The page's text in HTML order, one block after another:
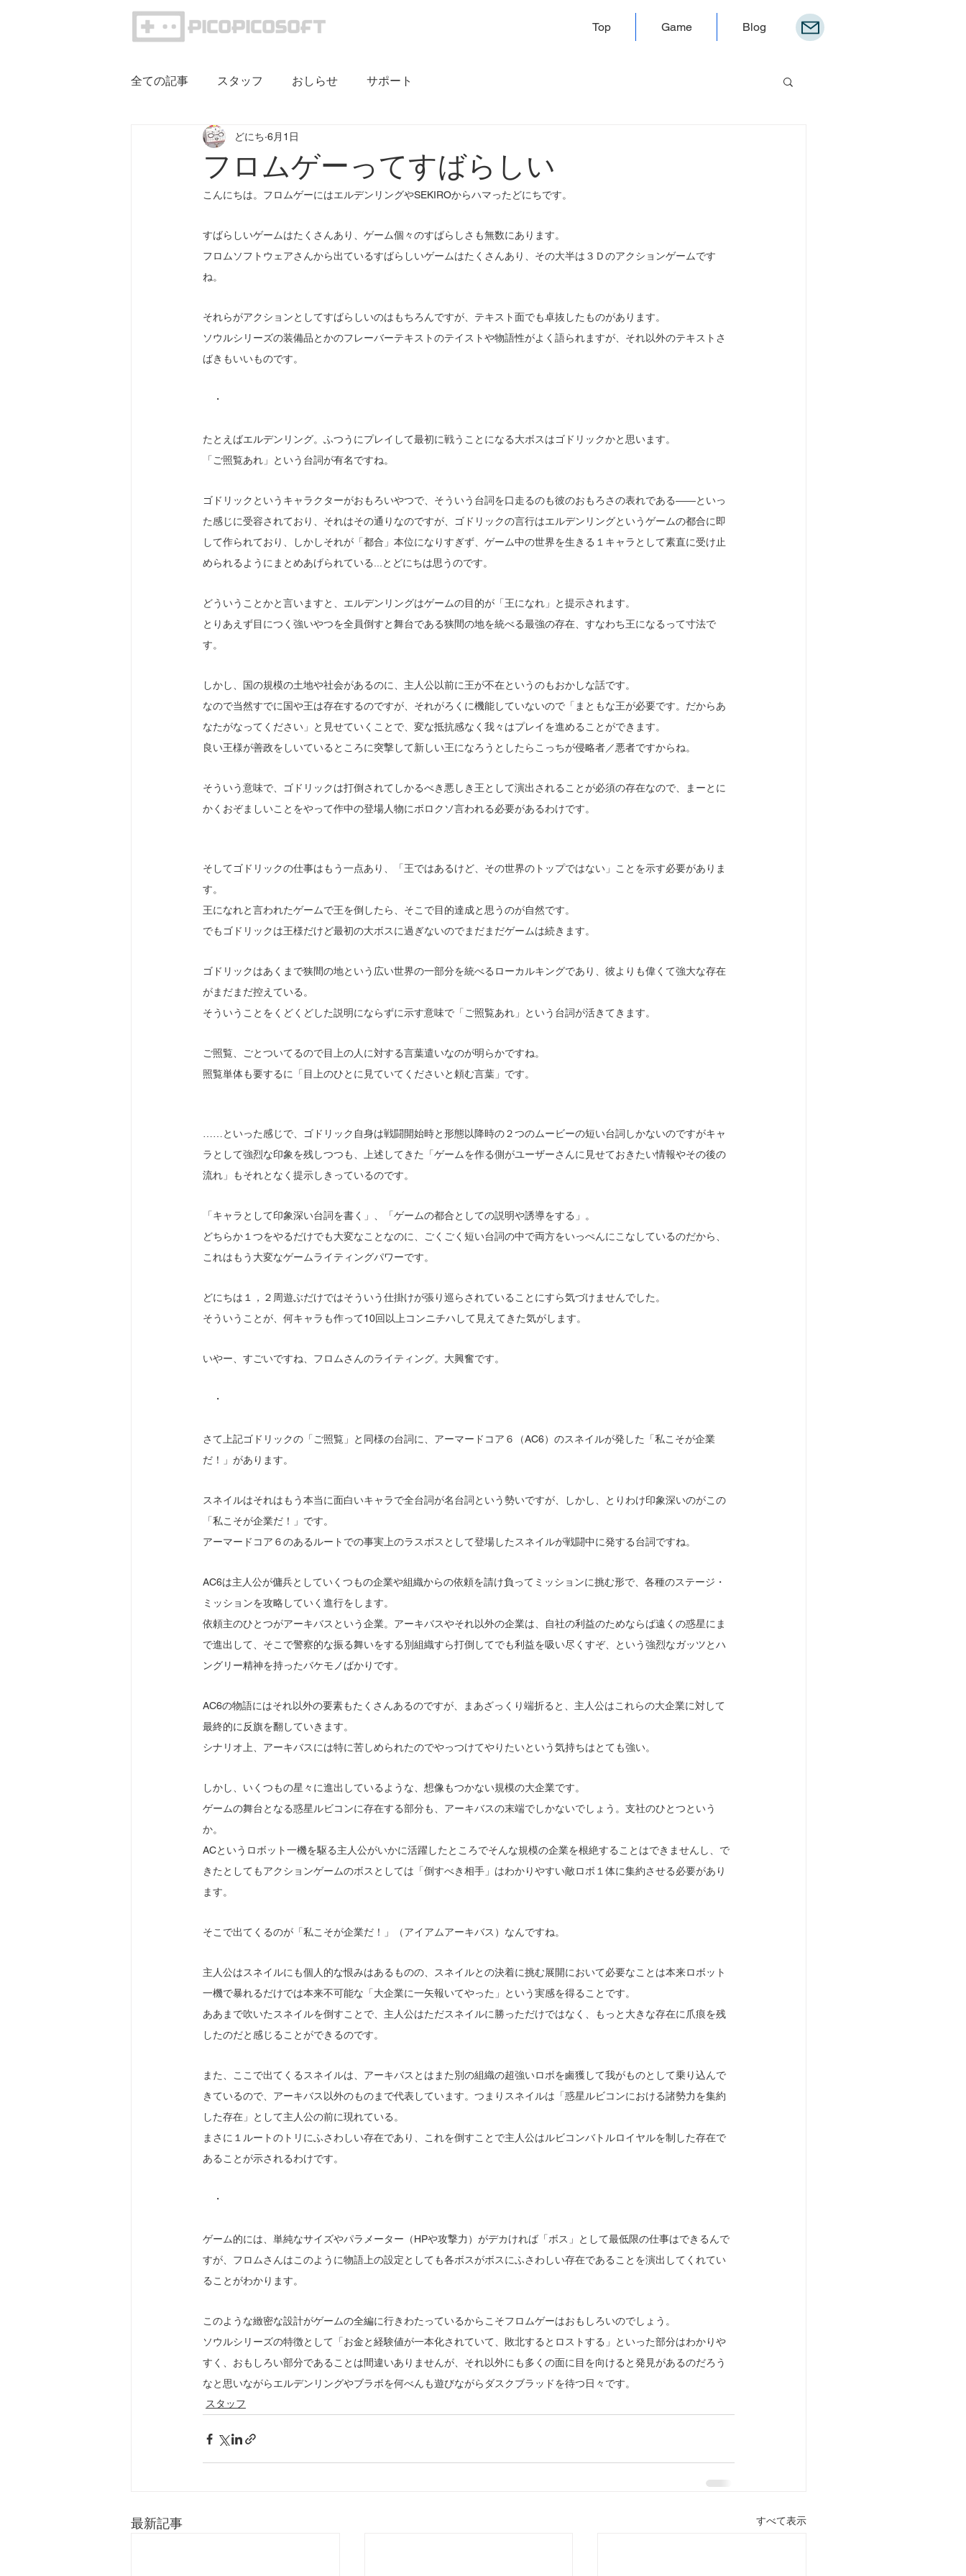
Top Game Blog
全ての記事 スタッフ おしらせ サポート
フロムゲーってすばらしい
どにち 6月1日
こんにちは。フロムゲーにはエルデンリングやSEKIROからハマったどにちです。
すばらしいゲームはたくさんあり、ゲーム個々のすばらしさも無数にあります。
フロムソフトウェアさんから出ているすばらしいゲームはたくさんあり、その大半は３Ｄのアクションゲームです
ね。
それらがアクションとしてすばらしいのはもちろんですが、テキスト面でも卓抜したものがあります。
ソウルシリーズの装備品とかのフレーバーテキストのテイストや物語性がよく語られますが、それ以外のテキストさ
ばきもいいものです。
・
たとえばエルデンリング。ふつうにプレイして最初に戦うことになる大ボスはゴドリックかと思います。
「ご照覧あれ」という台詞が有名ですね。
ゴドリックというキャラクターがおもろいやつで、そういう台詞を口走るのも彼のおもろさの表れである――といっ
た感じに受容されており、それはその通りなのですが、ゴドリックの言行はエルデンリングというゲームの都合に即
して作られており、しかしそれが「都合」本位になりすぎず、ゲーム中の世界を生きる１キャラとして素直に受け止
められるようにまとめあげられている...とどにちは思うのです。
どういうことかと言いますと、エルデンリングはゲームの目的が「王になれ」と提示されます。
とりあえず目につく強いやつを全員倒すと舞台である狭間の地を統べる最強の存在、すなわち王になるって寸法で
す。
しかし、国の規模の土地や社会があるのに、主人公以前に王が不在というのもおかしな話です。
なので当然すでに国や王は存在するのですが、それがろくに機能していないので「まともな王が必要です。だからあ
なたがなってください」と見せていくことで、変な抵抗感なく我々はプレイを進めることができます。
良い王様が善政をしいているところに突撃して新しい王になろうとしたらこっちが侵略者／悪者ですからね。
そういう意味で、ゴドリックは打倒されてしかるべき悪しき王として演出されることが必須の存在なので、まーとに
かくおぞましいことをやって作中の登場人物にボロクソ言われる必要があるわけです。
そしてゴドリックの仕事はもう一点あり、「王ではあるけど、その世界のトップではない」ことを示す必要がありま
す。
王になれと言われたゲームで王を倒したら、そこで目的達成と思うのが自然です。
でもゴドリックは王様だけど最初の大ボスに過ぎないのでまだまだゲームは続きます。
ゴドリックはあくまで狭間の地という広い世界の一部分を統べるローカルキングであり、彼よりも偉くて強大な存在
がまだまだ控えている。
そういうことをくどくどした説明にならずに示す意味で「ご照覧あれ」という台詞が活きてきます。
ご照覧、ごとついてるので目上の人に対する言葉遣いなのが明らかですね。
照覧単体も要するに「目上のひとに見ていてくださいと頼む言葉」です。
……といった感じで、ゴドリック自身は戦闘開始時と形態以降時の２つのムービーの短い台詞しかないのですがキャ
ラとして強烈な印象を残しつつも、上述してきた「ゲームを作る側がユーザーさんに見せておきたい情報やその後の
流れ」もそれとなく提示しきっているのです。
「キャラとして印象深い台詞を書く」、「ゲームの都合としての説明や誘導をする」。
どちらか１つをやるだけでも大変なことなのに、ごくごく短い台詞の中で両方をいっぺんにこなしているのだから、
これはもう大変なゲームライティングパワーです。
どにちは１，２周遊ぶだけではそういう仕掛けが張り巡らされていることにすら気づけませんでした。
そういうことが、何キャラも作って10回以上コンニチハして見えてきた気がします。
いやー、すごいですね、フロムさんのライティング。大興奮です。
・
さて上記ゴドリックの「ご照覧」と同様の台詞に、アーマードコア６（AC6）のスネイルが発した「私こそが企業
だ！」があります。
スネイルはそれはもう本当に面白いキャラで全台詞が名台詞という勢いですが、しかし、とりわけ印象深いのがこの
「私こそが企業だ！」です。
アーマードコア６のあるルートでの事実上のラスボスとして登場したスネイルが戦闘中に発する台詞ですね。
AC6は主人公が傭兵としていくつもの企業や組織からの依頼を請け負ってミッションに挑む形で、各種のステージ・
ミッションを攻略していく進行をします。
依頼主のひとつがアーキバスという企業。アーキバスやそれ以外の企業は、自社の利益のためならば遠くの惑星にま
で進出して、そこで警察的な振る舞いをする別組織すら打倒してでも利益を吸い尽くすぞ、という強烈なガッツとハ
ングリー精神を持ったバケモノばかりです。
AC6の物語にはそれ以外の要素もたくさんあるのですが、まあざっくり端折ると、主人公はこれらの大企業に対して
最終的に反旗を翻していきます。
シナリオ上、アーキバスには特に苦しめられたのでやっつけてやりたいという気持ちはとても強い。
しかし、いくつもの星々に進出しているような、想像もつかない規模の大企業です。
ゲームの舞台となる惑星ルビコンに存在する部分も、アーキバスの末端でしかないでしょう。支社のひとつという
か。
ACというロボット一機を駆る主人公がいかに活躍したところでそんな規模の企業を根絶することはできませんし、で
きたとしてもアクションゲームのボスとしては「倒すべき相手」はわかりやすい敵ロボ１体に集約させる必要があり
ます。
そこで出てくるのが「私こそが企業だ！」（アイアムアーキバス）なんですね。
主人公はスネイルにも個人的な恨みはあるものの、スネイルとの決着に挑む展開において必要なことは本来ロボット
一機で暴れるだけでは本来不可能な「大企業に一矢報いてやった」という実感を得ることです。
ああまで吹いたスネイルを倒すことで、主人公はただスネイルに勝っただけではなく、もっと大きな存在に爪痕を残
したのだと感じることができるのです。
また、ここで出てくるスネイルは、アーキバスとはまた別の組織の超強いロボを鹵獲して我がものとして乗り込んで
きているので、アーキバス以外のものまで代表しています。つまりスネイルは「惑星ルビコンにおける諸勢力を集約
した存在」として主人公の前に現れている。
まさに１ルートのトリにふさわしい存在であり、これを倒すことで主人公はルビコンバトルロイヤルを制した存在で
あることが示されるわけです。
・
ゲーム的には、単純なサイズやパラメーター（HPや攻撃力）がデカければ「ボス」として最低限の仕事はできるんで
すが、フロムさんはこのように物語上の設定としても各ボスがボスにふさわしい存在であることを演出してくれてい
ることがわかります。
このような緻密な設計がゲームの全編に行きわたっているからこそフロムゲーはおもしろいのでしょう。
ソウルシリーズの特徴として「お金と経験値が一本化されていて、敗北するとロストする」といった部分はわかりや
すく、おもしろい部分であることは間違いありませんが、それ以外にも多くの面に目を向けると発見があるのだろう
なと思いながらエルデンリングやブラボを何べんも遊びながらダスクブラッドを待つ日々です。
スタッフ
最新記事 すべて表示